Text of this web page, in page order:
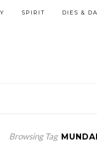
SPIRIT DIES &
Browsing Tag